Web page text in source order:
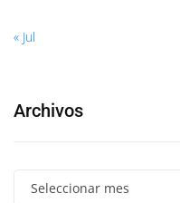
« Jul
Archivos
Seleccionar mes